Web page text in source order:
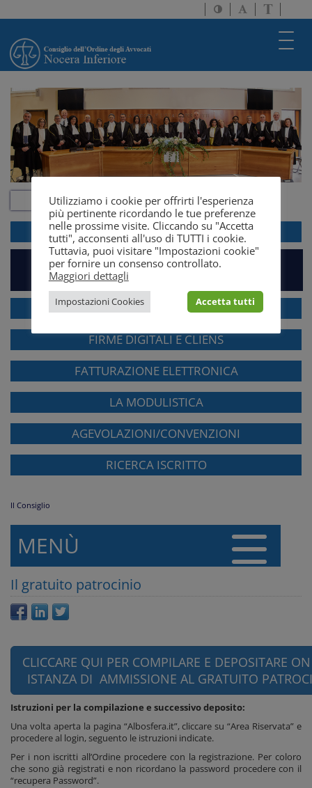
Attiva/disattiva
alto
Attiva/
dimensione
a
solo
ACCEDI ALLAWEBMAIL
PIATTAFORMA EVENTI E FORMAZIONE
GRATUITO PATROCINIO
FIRME DIGITALI E CLIENS
FATTURAZIONE ELETTRONICA
LA MODULISTICA
AGEVOLAZIONI/CONVENZIONI
RICERCA ISCRITTO
Il Consiglio
MENÙ
Il gratuito patrocinio
CLICCARE QUI PER COMPILARE E DEPOSITARE
ISTANZA DI AMMISSIONE AL GRATUITO
Istruzioni per la compilazione e successivo deposito:
Una volta aperta la pagina “Albosfera.it”, cliccare su “Area Riservata” e
procedere al login, seguento le istruzioni indicate.
Per i non iscritti all’Ordine procedere con la registrazione. Per coloro
che sono già registrati e non ricordano la password procedere con il
“recupera Password”.
Utilizziamo i cookie per offrirti l'esperienza
più pertinente ricordando le tue preferenze
nelle prossime visite. Cliccando su "Accetta
tutti", acconsenti all'uso di TUTTI i cookie.
Tuttavia, puoi visitare "Impostazioni cookie"
per fornire un consenso controllato.
Maggiori dettagli
Impostazioni Cookies Accetta tutti